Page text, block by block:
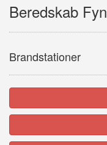
Beredskab Fyn
Brandstationer